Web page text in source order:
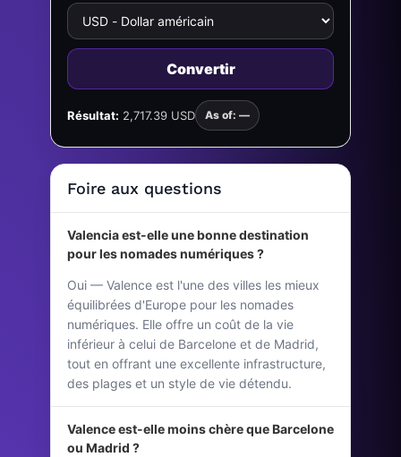
Convertir
Résultat: 2,717.39 USD As of: —
Foire aux questions
Valencia est-elle une bonne destination
pour les nomades numériques ?
Oui — Valence est l'une des villes les mieux
équilibrées d'Europe pour les nomades
numériques. Elle offre un coût de la vie
inférieur à celui de Barcelone et de Madrid,
tout en offrant une excellente infrastructure,
des plages et un style de vie détendu.
Valence est-elle moins chère que Barcelone
ou Madrid ?